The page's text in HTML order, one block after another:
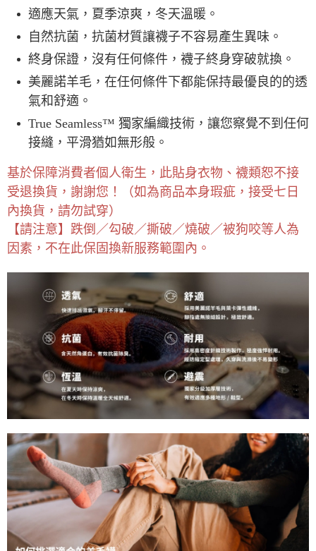
適應天氣，夏季涼爽，冬天溫暖。
自然抗菌，抗菌材質讓襪子不容易產生異味。
終身保證，沒有任何條件，襪子終身穿破就換。
美麗諾羊毛，在任何條件下都能保持最優良的的透
氣和舒適。
True Seamless™ 獨家編織技術，讓您察覺不到任何
接縫，平滑猶如無形般。
基於保障消費者個人衛生，此貼身衣物、襪類恕不接
受退換貨，謝謝您！（如為商品本身瑕疵，接受七日
內換貨，請勿試穿）
【請注意】跌倒／勾破／撕破／燒破／被狗咬等人為
因素，不在此保固換新服務範圍內。